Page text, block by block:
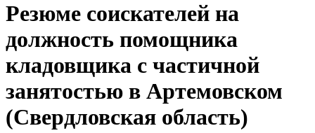
Резюме соискателей на
должность помощника
кладовщика с частичной
занятостью в Артемовском
(Свердловская область)